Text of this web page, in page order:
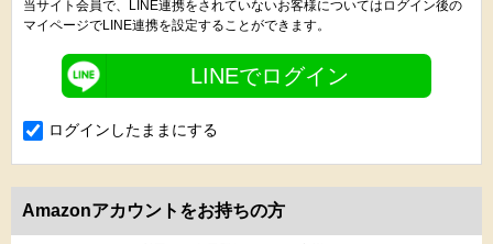
当サイト会員で、LINE連携をされていないお客様についてはログイン後の
マイページでLINE連携を設定することができます。
LINEでログイン
ログインしたままにする
Amazonアカウントをお持ちの方